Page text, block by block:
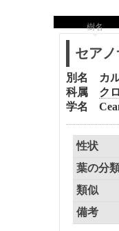
樹名
セアノ
別名 カル
科属 ク
学名
性状
葉の分
類似
備考